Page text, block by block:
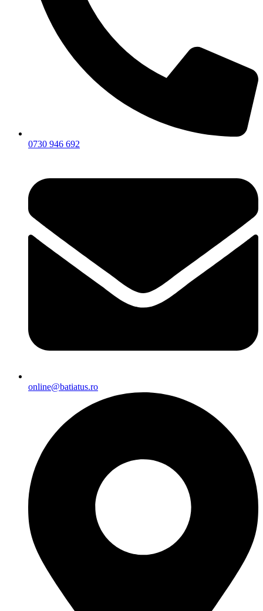
0730 946 692
online@batiatus.ro